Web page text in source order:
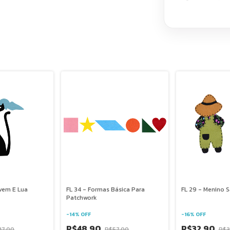
E Lua
FL 34 - Formas Básica Para
Patchwork
-14% OFF
FL 29 - Menino
-16% OFF